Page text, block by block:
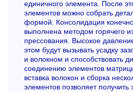
единичного элемента. После
элементов можно собрать
формой. Консолидация
выполнена методом горячего
прессования. Высокое
этом будут вызывать усадку
и волокном и способствовать
соединению элементов
вставка волокон и сборка
элементов позволяет получить